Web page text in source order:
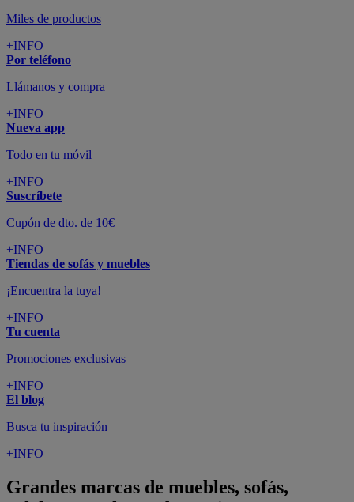
Miles de productos
+INFO
Por teléfono
Llámanos y compra
+INFO
Nueva app
Todo en tu móvil
+INFO
Suscríbete
Cupón de dto. de 10€
+INFO
Tiendas de sofás y muebles
¡Encuentra la tuya!
+INFO
Tu cuenta
Promociones exclusivas
+INFO
El blog
Busca tu inspiración
+INFO
Grandes marcas de muebles, sofás,